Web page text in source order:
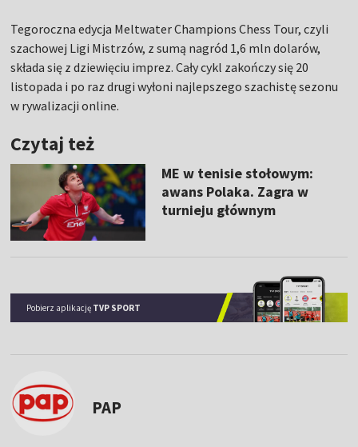
Tegoroczna edycja Meltwater Champions Chess Tour, czyli
szachowej Ligi Mistrzów, z sumą nagród 1,6 mln dolarów,
składa się z dziewięciu imprez. Cały cykl zakończy się 20
listopada i po raz drugi wyłoni najlepszego szachistę sezonu
w rywalizacji online.
Czytaj też
ME w tenisie stołowym:
awans Polaka. Zagra w
turnieju głównym
Pobierz aplikację TVP SPORT
PAP